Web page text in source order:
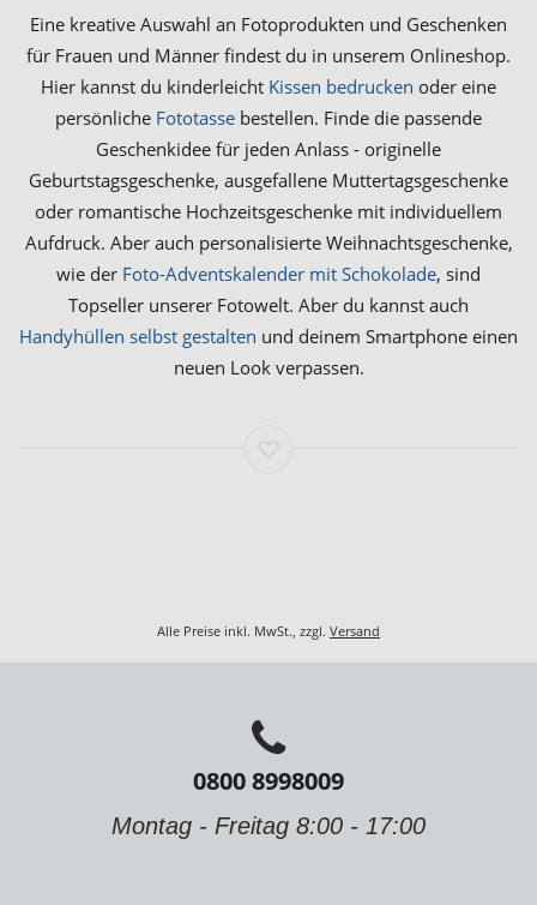
Eine kreative Auswahl an Fotoprodukten und Geschenken
für Frauen und Männer findest du in unserem Onlineshop.
Hier kannst du kinderleicht Kissen bedrucken oder eine
persönliche Fototasse bestellen. Finde die passende
Geschenkidee für jeden Anlass - originelle
Geburtstagsgeschenke, ausgefallene Muttertagsgeschenke
oder romantische Hochzeitsgeschenke mit individuellem
Aufdruck. Aber auch personalisierte Weihnachtsgeschenke,
wie der Foto-Adventskalender mit Schokolade, sind
Topseller unserer Fotowelt. Aber du kannst auch
Handyhüllen selbst gestalten und deinem Smartphone einen
neuen Look verpassen.
Alle Preise inkl. MwSt., zzgl. Versand
0800 8998009
Montag - Freitag 8:00 - 17:00